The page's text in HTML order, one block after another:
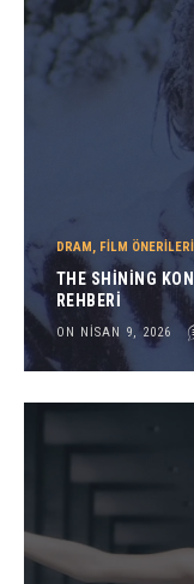
DRAM FILM ÖNERILERI,
THE SHINING
REHBERI
ON NISAN 9, 2026